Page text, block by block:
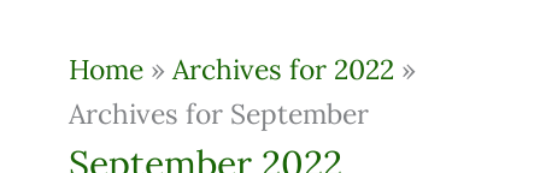
Home»Archives for 2022 »
Archives for September
September 2022